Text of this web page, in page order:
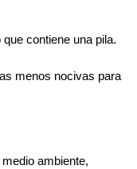
contiene una pila.
menos nocivas para
ambiente,